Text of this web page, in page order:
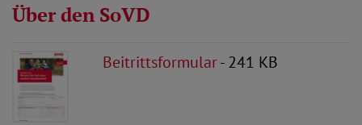
Über den SoVD
Beitrittsformular- 241 KB